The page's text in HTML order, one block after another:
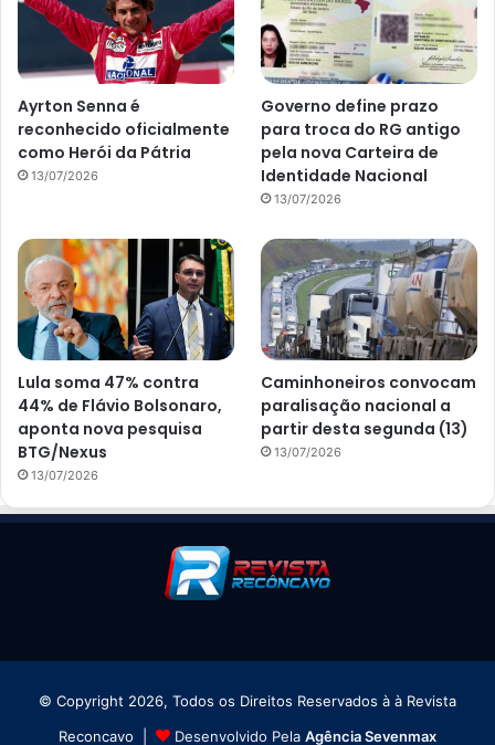
Ayrton Senna é
reconhecido oficialmente
como Herói da Pátria
13/07/2026
Governo define prazo
para troca do RG antigo
pela nova Carteira de
Identidade Nacional
13/07/2026
Lula soma 47% contra
44% de Flávio Bolsonaro,
aponta nova pesquisa
BTG/Nexus
13/07/2026
Caminhoneiros convocam
paralisação nacional a
partir desta segunda (13)
13/07/2026
© Copyright 2026, Todos os Direitos Reservados à à Revista
Reconcavo |
Desenvolvido Pela Agência Sevenmax